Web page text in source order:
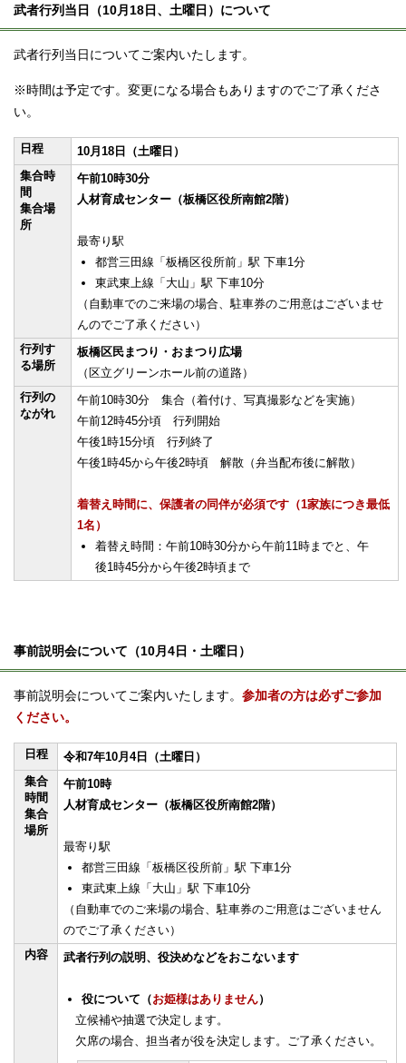
武者行列当日（10月18日、土曜日）について
武者行列当日についてご案内いたします。
※時間は予定です。変更になる場合もありますのでご了承くださ
い。
日程
10月18日（土曜日）
集合時
間
集合場
所
午前10時30分
人材育成センター（板橋区役所南館2階）
最寄り駅
都営三田線「板橋区役所前」駅 下車1分
東武東上線「大山」駅 下車10分
（自動車でのご来場の場合、駐車券のご用意はございませ
んのでご了承ください）
行列す
る場所
板橋区民まつり・おまつり広場
（区立グリーンホール前の道路）
行列の
ながれ
午前10時30分 集合（着付け、写真撮影などを実施）
午前12時45分頃 行列開始
午後1時15分頃 行列終了
午後1時45から午後2時頃 解散（弁当配布後に解散）
着替え時間に、保護者の同伴が必須です（1家族につき最低
1名）
着替え時間：午前10時30分から午前11時までと、午
後1時45分から午後2時頃まで
事前説明会について（10月4日・土曜日）
事前説明会についてご案内いたします。 参加者の方は必ずご参加
ください。
日程
令和7年10月4日（土曜日）
集合
時間
集合
場所
午前10時
人材育成センター（板橋区役所南館2階）
最寄り駅
都営三田線「板橋区役所前」駅 下車1分
東武東上線「大山」駅 下車10分
（自動車でのご来場の場合、駐車券のご用意はございません
のでご了承ください）
内容
武者行列の説明、役決めなどをおこないます
役について（お姫様はありません）
立候補や抽選で決定します。
欠席の場合、担当者が役を決定します。ご了承ください。